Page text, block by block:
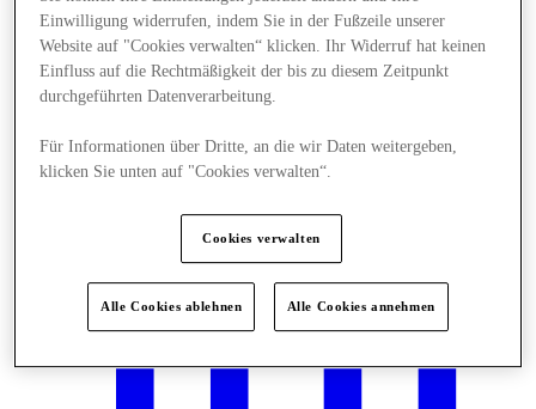
Einwilligung widerrufen, indem Sie in der Fußzeile unserer
Website auf "Cookies verwalten“ klicken. Ihr Widerruf hat keinen
Einfluss auf die Rechtmäßigkeit der bis zu diesem Zeitpunkt
durchgeführten Datenverarbeitung.
Für Informationen über Dritte, an die wir Daten weitergeben,
klicken Sie unten auf "Cookies verwalten“.
Cookies verwalten
Alle Cookies ablehnen Alle Cookies annehmen